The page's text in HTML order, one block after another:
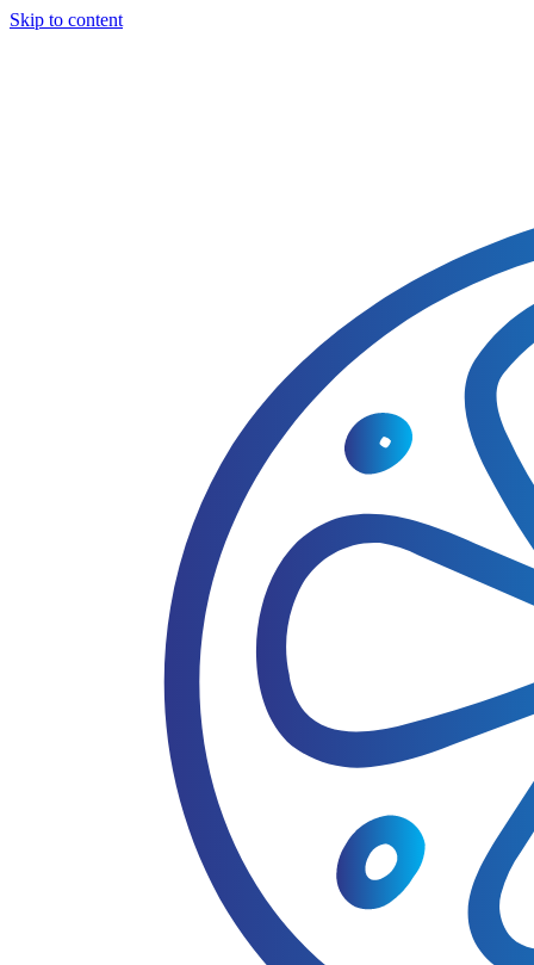
Skip to content